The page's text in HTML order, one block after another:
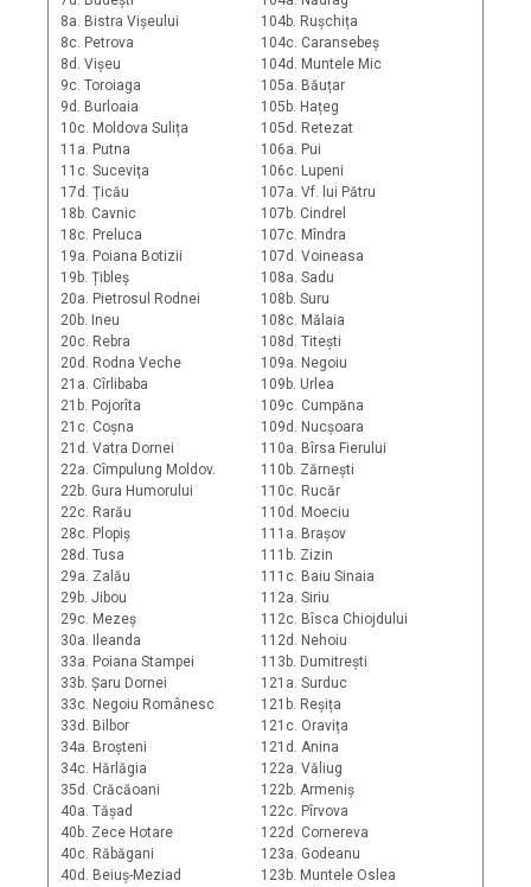
8a. Bistra Vișeului
8c. Petrova
8d. Vișeu
9c. Toroiaga
9d. Burloaia
10c. Moldova Sulița
11a. Putna
11c. Sucevița
17d. Țicău
18b. Cavnic
18c. Preluca
19a. Poiana Botizii
19b. Țibleș
20a. Pietrosul Rodnei
20b. Ineu
20c. Rebra
20d. Rodna Veche
21a. Cîrlibaba
21b. Pojorîta
21c. Coșna
21d. Vatra Dornei
22a. Cîmpulung Moldov.
22b. Gura Humorului
22c. Rarău
28c. Plopiș
28d. Tusa
29a. Zalău
29b. Jibou
29c. Mezeș
30a. Ileanda
33a. Poiana Stampei
33b. Șaru Dornei
33c. Negoiu Românesc
33d. Bilbor
34a. Broșteni
34c. Hărlăgia
35d. Crăcăoani
40a. Tășad
40b. Zece Hotare
40c. Răbăgani
40d. Beiuș-Meziad
104b. Rușchița
104c. Caransebeș
104d. Muntele Mic
105a. Băuțar
105b. Hațeg
105d. Retezat
106a. Pui
106c. Lupeni
107a. Vf. lui Pătru
107b. Cindrel
107c. Mîndra
107d. Voineasa
108a. Sadu
108b. Suru
108c. Mălaia
108d. Titești
109a. Negoiu
109b. Urlea
109c. Cumpăna
109d. Nucșoara
110a. Bîrsa Fierului
110b. Zărnești
110c. Rucăr
110d. Moeciu
111a. Brașov
111b. Zizin
111c. Baiu Sinaia
112a. Siriu
112c. Bîsca Chiojdului
112d. Nehoiu
113b. Dumitrești
121a. Surduc
121b. Reșița
121c. Oravița
121d. Anina
122a. Văliug
122b. Armeniș
122c. Pîrvova
122d. Cornereva
123a. Godeanu
123b. Muntele Oslea